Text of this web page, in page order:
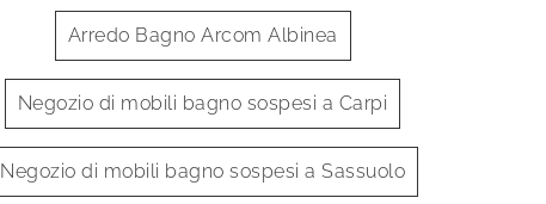
Wind 02
Arredo Bagno Arcom Albinea
Negozio di mobili bagno sospesi a Carpi
Negozio di mobili bagno sospesi a Sassuolo